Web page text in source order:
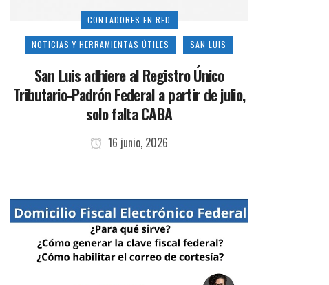
CONTADORES EN RED
NOTICIAS Y HERRAMIENTAS ÚTILES SAN LUIS
San Luis adhiere al Registro Único
Tributario-Padrón Federal a partir de julio,
solo falta CABA
16 junio, 2026